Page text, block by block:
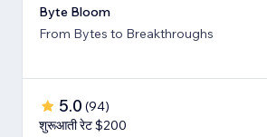
Byte Bloom
From Bytes to Breakthroughs
5.0 (94)
शुरूआती रेट $200